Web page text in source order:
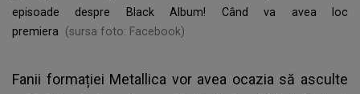
episoade despre Black Album! Când va avea loc
premiera
(sursa foto: Facebook)
Fanii formației Metallica vor avea ocazia să asculte